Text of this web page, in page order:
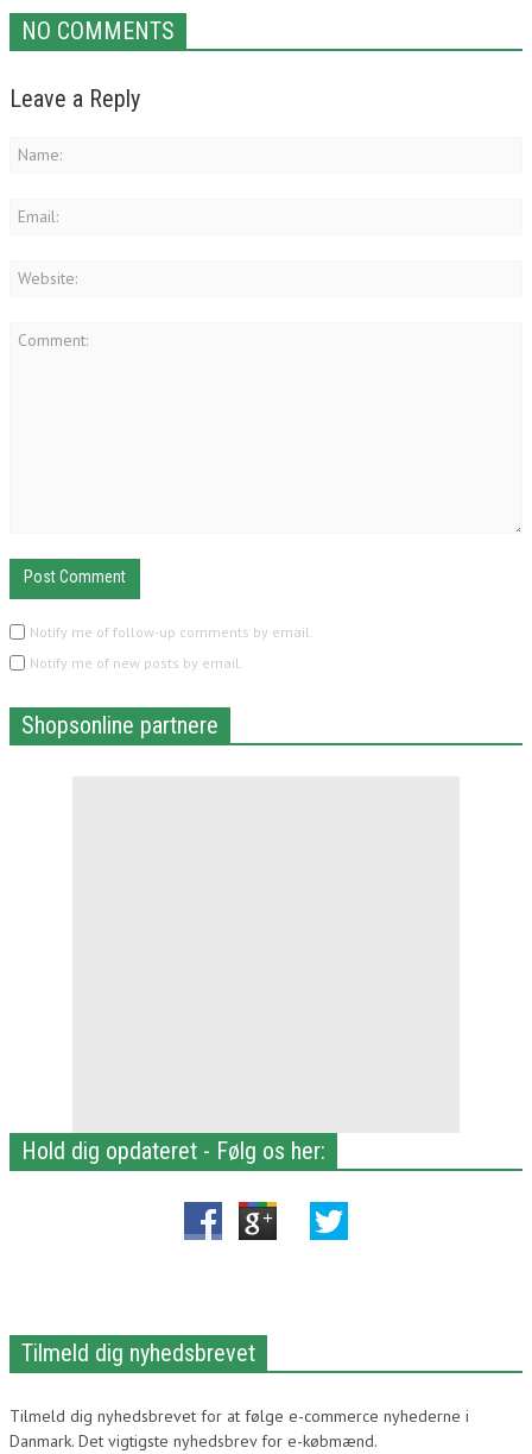
NO COMMENTS
Leave a Reply
Notify me of follow-up comments by email.
Notify me of new posts by email.
Shopsonline partnere
Hold dig opdateret - Følg os her:
Tilmeld dig nyhedsbrevet
Tilmeld dig nyhedsbrevet for at følge e-commerce nyhederne i
Danmark. Det vigtigste nyhedsbrev for e-købmænd.